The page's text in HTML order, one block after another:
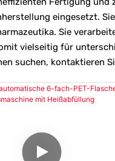
eingesetzt.
Sie
vielseitig für
suchen, kontaktieren